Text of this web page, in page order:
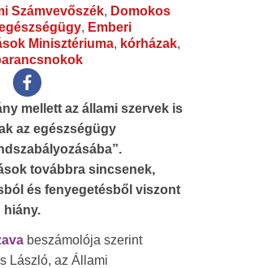
Számvevőszék, Domokos
, Emberi
Minisztériuma, kórházak,
mellett az állami szervek is
az egészségügy
továbbra sincsenek,
és fenyegetésből viszont
hiány.
beszámolója szerint
László, az Állami